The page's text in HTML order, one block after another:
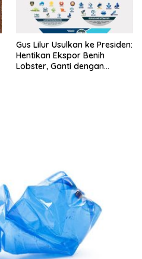
Gus Lilur Usulkan ke Presiden:
Hentikan Ekspor Benih
Lobster, Ganti dengan